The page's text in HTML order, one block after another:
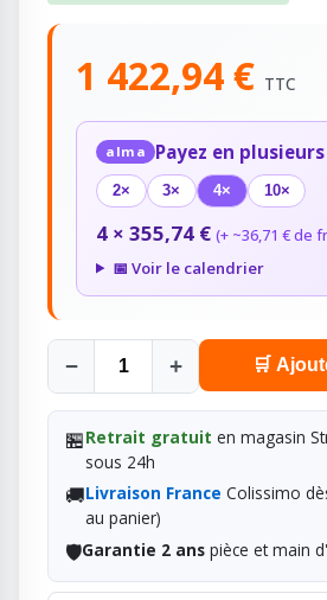
1 422,94 € TTC
alma Payez en
2× 3× 4× 10×
4 × 355,74 € (+ ~36,71 € de
📅 Voir le calendrier
− + 🛒
🏪Retrait gratuit en magasin
sous 24h
🚚Livraison France Colissimo
au panier)
🛡️Garantie 2 anspièce et main